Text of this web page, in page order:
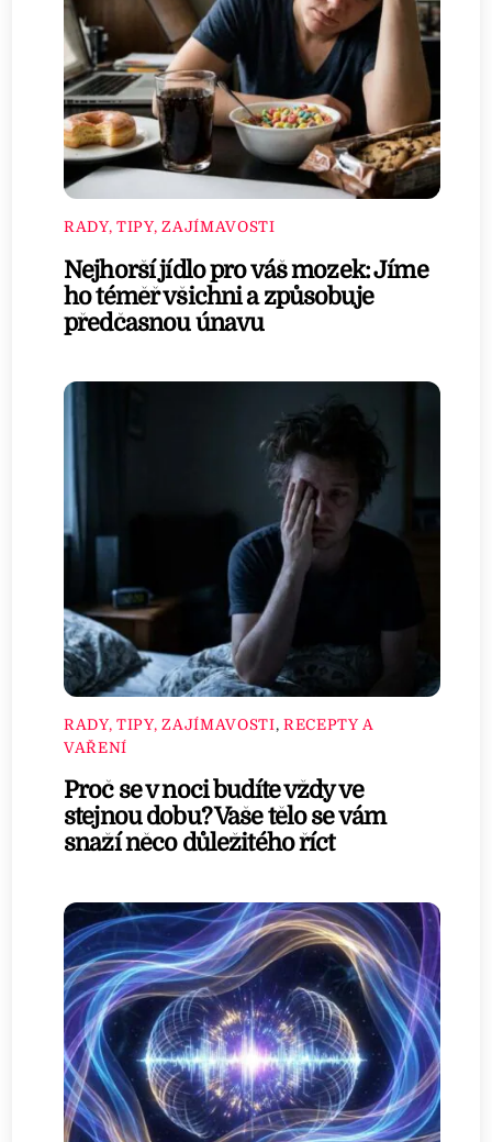
RADY, TIPY, ZAJÍMAVOSTI
Nejhorší jídlo pro váš mozek: Jíme
ho téměř všichni a způsobuje
předčasnou únavu
RADY, TIPY, ZAJÍMAVOSTI, RECEPTY A
VAŘENÍ
Proč se v noci budíte vždy ve
stejnou dobu? Vaše tělo se vám
snaží něco důležitého říct